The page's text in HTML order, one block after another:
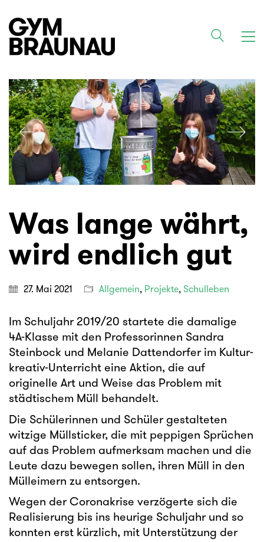
Was lange währt,
wird endlich gut
27. Mai 2021 Allgemein, Projekte, Schulleben
Im Schuljahr 2019/20 startete die damalige
4A-Klasse mit den Professorinnen Sandra
Steinbock und Melanie Dattendorfer im Kultur-
kreativ-Unterricht eine Aktion, die auf
originelle Art und Weise das Problem mit
städtischem Müll behandelt.
Die Schülerinnen und Schüler gestalteten
witzige Müllsticker, die mit peppigen Sprüchen
auf das Problem aufmerksam machen und die
Leute dazu bewegen sollen, ihren Müll in den
Mülleimern zu entsorgen.
Wegen der Coronakrise verzögerte sich die
Realisierung bis ins heurige Schuljahr und so
konnten erst kürzlich, mit Unterstützung der